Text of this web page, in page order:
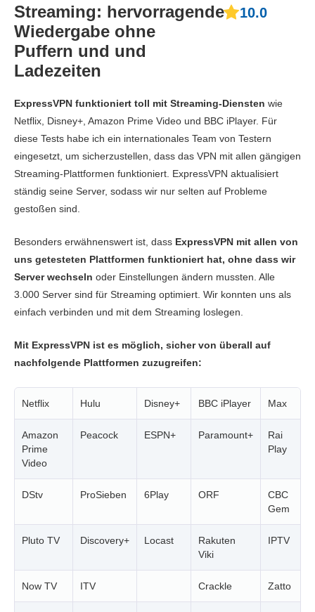
Streaming: hervorragende
Wiedergabe ohne
Puffern und und
Ladezeiten
10.0
ExpressVPN funktioniert toll mit Streaming-Diensten wie
Netflix, Disney+, Amazon Prime Video und BBC iPlayer. Für
diese Tests habe ich ein internationales Team von Testern
eingesetzt, um sicherzustellen, dass das VPN mit allen gängigen
Streaming-Plattformen funktioniert. ExpressVPN aktualisiert
ständig seine Server, sodass wir nur selten auf Probleme
gestoßen sind.
Besonders erwähnenswert ist, dass ExpressVPN mit allen von
uns getesteten Plattformen funktioniert hat, ohne dass wir
Server wechseln oder Einstellungen ändern mussten. Alle
3.000 Server sind für Streaming optimiert. Wir konnten uns als
einfach verbinden und mit dem Streaming loslegen.
Mit ExpressVPN ist es möglich, sicher von überall auf
nachfolgende Plattformen zuzugreifen:
Netflix Hulu Disney+ BBC iPlayer Max
Amazon
Prime
Video
Peacock ESPN+ Paramount+
Rai
Play
DStv ProSieben 6Play ORF
CBC
Gem
Pluto TV Discovery+ Locast
Rakuten
Viki
IPTV
Now TV ITV Crackle Zatto